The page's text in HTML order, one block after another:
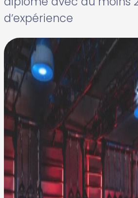
d’expérience